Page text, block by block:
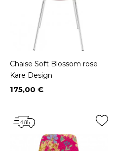
Chaise Soft Blossom rose
Kare Design
Prix
175,00 €